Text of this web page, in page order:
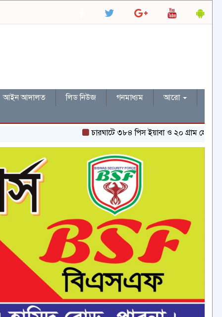
আইন আদালত লিড নিউজ গনমাধ্যম
আরো
চারঘাটে ৩৮৪ পিস ইয়াবা ও ২০ গ্রাম হেরোইনসহ একজন